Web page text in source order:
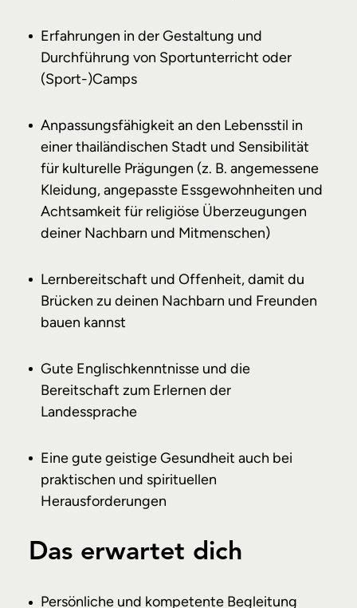
Erfahrungen in der Gestaltung und
Durchführung von Sportunterricht oder
(Sport-)Camps
Anpassungsfähigkeit an den Lebensstil in
einer thailändischen Stadt und Sensibilität
für kulturelle Prägungen (z. B. angemessene
Kleidung, angepasste Essgewohnheiten und
Achtsamkeit für religiöse Überzeugungen
deiner Nachbarn und Mitmenschen)
Lernbereitschaft und Offenheit, damit du
Brücken zu deinen Nachbarn und Freunden
bauen kannst
Gute Englischkenntnisse und die
Bereitschaft zum Erlernen der
Landessprache
Eine gute geistige Gesundheit auch bei
praktischen und spirituellen
Herausforderungen
Das erwartet dich
Persönliche und kompetente Begleitung